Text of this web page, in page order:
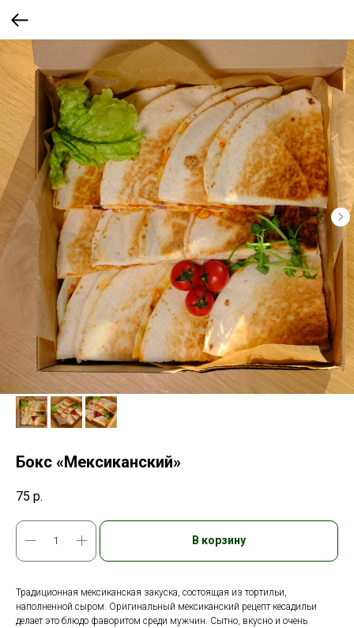
Бокс «Мексиканский»
75 р.
В корзину
Традиционная мексиканская закуска, состоящая из тортильи,
наполненной сыром. Оригинальный мексиканский рецепт кесадильи
делает это блюдо фаворитом среди мужчин. Сытно, вкусно и очень